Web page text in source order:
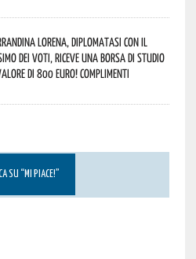
Lorena, diplomatasi con il
dei voti, riceve una borsa di studio
di 800 euro! Complimenti
SU “MI PIACE!”